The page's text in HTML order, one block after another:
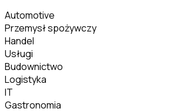
Automotive
Przemysł spożywczy
Handel
Usługi
Budownictwo
Logistyka
IT
Gastronomia